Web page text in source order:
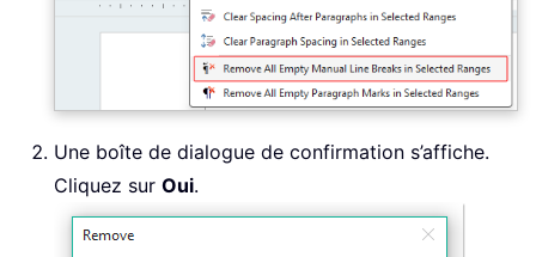
Une boîte de dialogue de confirmation s’affiche.
Cliquez sur Oui.